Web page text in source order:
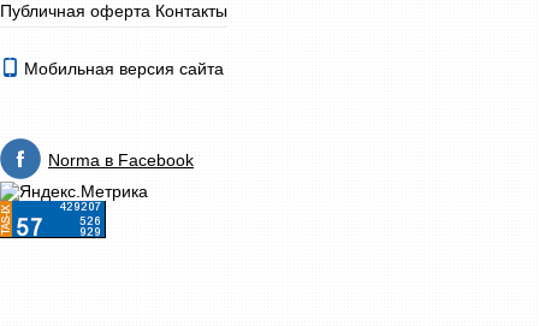
Публичная оферта Контакты
Мобильная версия сайта
Norma в Facebook